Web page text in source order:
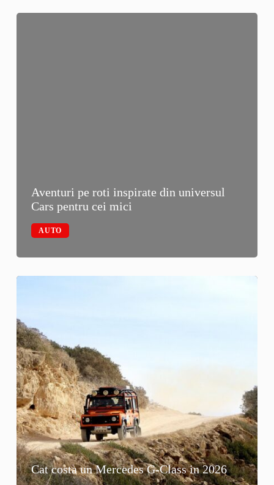
Aventuri pe roti inspirate din universul
Cars pentru cei mici
AUTO
Cat costa un Mercedes G-Class in 2026